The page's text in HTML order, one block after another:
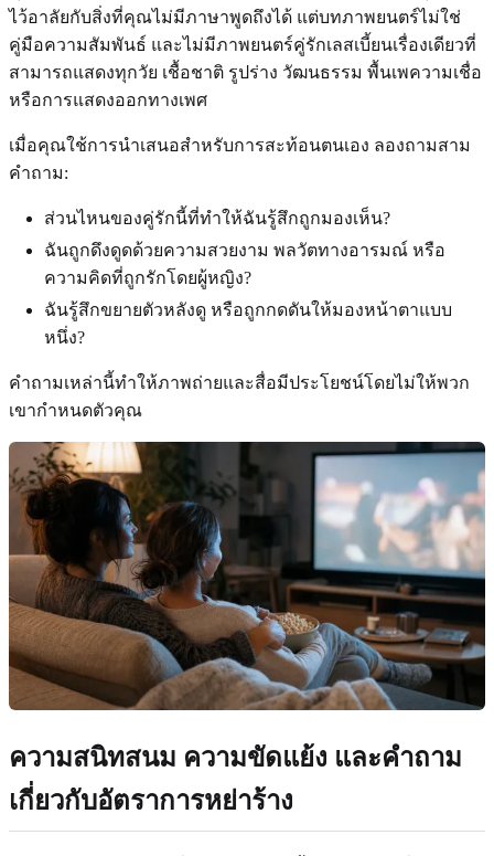
ไว้อาลัยกับสิ่งที่คุณไม่มีภาษาพูดถึงได้ แต่บทภาพยนตร์ไม่ใช่
คู่มือความสัมพันธ์ และไม่มีภาพยนตร์คู่รักเลสเบี้ยนเรื่องเดียวที่
สามารถแสดงทุกวัย เชื้อชาติ รูปร่าง วัฒนธรรม พื้นเพความเชื่อ
หรือการแสดงออกทางเพศ
เมื่อคุณใช้การนำเสนอสำหรับการสะท้อนตนเอง ลองถามสาม
คำถาม:
ส่วนไหนของคู่รักนี้ที่ทำให้ฉันรู้สึกถูกมองเห็น?
ฉันถูกดึงดูดด้วยความสวยงาม พลวัตทางอารมณ์ หรือ
ความคิดที่ถูกรักโดยผู้หญิง?
ฉันรู้สึกขยายตัวหลังดู หรือถูกกดดันให้มองหน้าตาแบบ
หนึ่ง?
คำถามเหล่านี้ทำให้ภาพถ่ายและสื่อมีประโยชน์โดยไม่ให้พวก
เขากำหนดตัวคุณ
ความสนิทสนม ความขัดแย้ง และคำถาม
เกี่ยวกับอัตราการหย่าร้าง